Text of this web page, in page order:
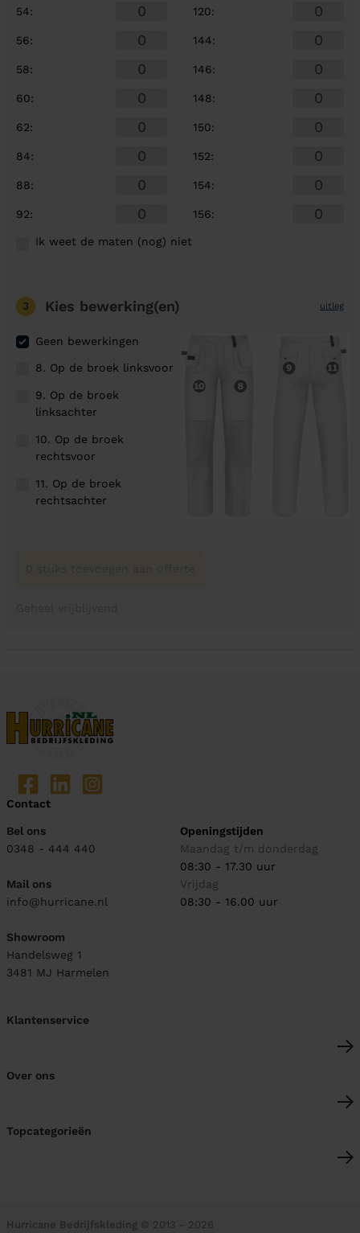
54:
56:
58:
60:
62:
84:
88:
92:
120:
144:
146:
148:
150:
152:
154:
156:
Ik weet de maten (nog) niet
3 Kies bewerking(en) uitleg
Geen bewerkingen
8. Op de broek linksvoor
9. Op de broek
linksachter
10. Op de broek
rechtsvoor
11. Op de broek
rechtsachter
Contact
Bel ons
0348 - 444 440
Mail ons
info@hurricane.nl
Showroom
Handelsweg 1
3481 MJ Harmelen
Openingstijden
Maandag t/m donderdag
08:30 - 17.30 uur
Vrijdag
08:30 - 16.00 uur
Klantenservice
Over ons
Topcategorieën
Hurricane Bedrijfskleding © 2013 - 2026